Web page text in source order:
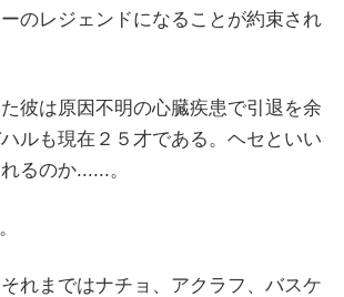
のレジェンドになることが約束され
彼は原因不明の心臓疾患で引退を余
ルも現在２５才である。ヘセといい
るのか......。
れまではナチョ、アクラフ、バスケ